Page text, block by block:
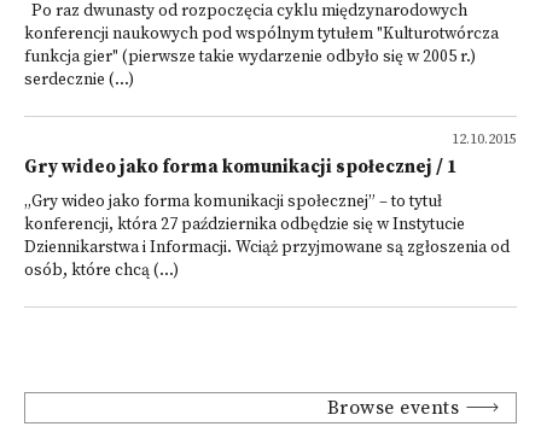
Po raz dwunasty od rozpoczęcia cyklu międzynarodowych
konferencji naukowych pod wspólnym tytułem "Kulturotwórcza
funkcja gier" (pierwsze takie wydarzenie odbyło się w 2005 r.)
serdecznie (...)
12.10.2015
Gry wideo jako forma komunikacji społecznej / 1
„Gry wideo jako forma komunikacji społecznej” – to tytuł
konferencji, która 27 października odbędzie się w Instytucie
Dziennikarstwa i Informacji. Wciąż przyjmowane są zgłoszenia od
osób, które chcą (...)
Browse events